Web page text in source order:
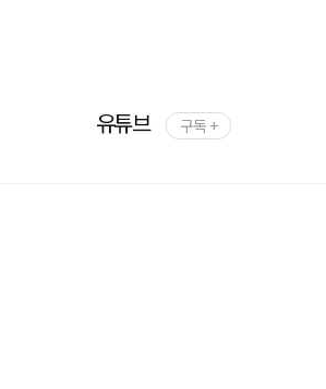
유튜브 구독 +